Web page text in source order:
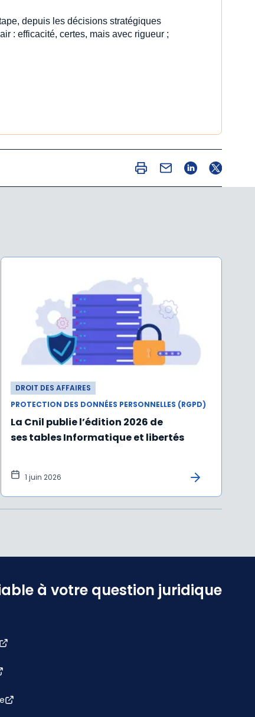
depuis les décisions stratégiques
: efficacité, certes, mais avec rigueur ;
DROIT DES AFFAIRES
PROTECTION DES DONNÉES PERSONNELLES (RGPD)
La Cnil publie l’édition 2026 de
ses tables Informatique et libertés
1 juin 2026
à votre question juridique